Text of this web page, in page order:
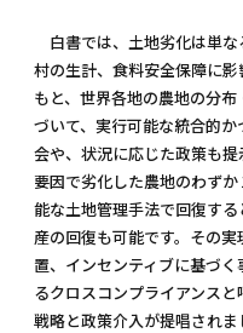
白書では、土地劣化は単
村の生計、食料安全保障に
もと、世界各地の農地の分
づいて、実行可能な統合的
会や、状況に応じた政策も
要因で劣化した農地のわず
能な土地管理手法で回復す
産の回復も可能です。その
置、インセンティブに基づ
るクロスコンプライアンス
戦略と政策介入が提唱されま